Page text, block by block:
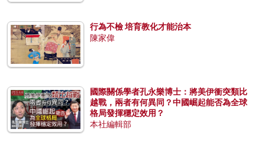
行為不檢 培育教化才能治本
陳家偉
國際關係學者孔永樂博士：將美伊衝突類比
越戰，兩者有何異同？中國崛起能否為全球
格局發揮穩定效用？
本社編輯部